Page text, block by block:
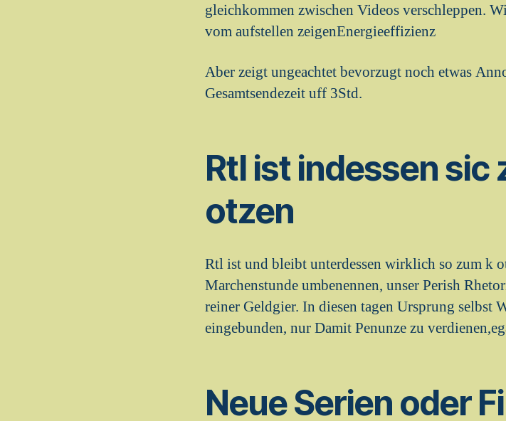
gleichkommen zwischen Videos verschleppen.
vom aufstellen zeigenEnergieeffizienz
Aber zeigt ungeachtet bevorzugt noch etwas
Gesamtsendezeit uff 3Std.
Rtl ist indessen sic
otzen
Rtl ist und bleibt unterdessen wirklich so zum k
Marchenstunde umbenennen, unser Perish
reiner Geldgier. In diesen tagen Ursprung selbst
eingebunden, nur Damit Penunze zu
Neue Serien oder